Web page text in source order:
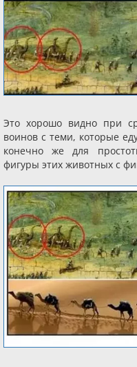
Это хорошо видно при
воинов с теми, которые
конечно же для
фигуры этих животных с